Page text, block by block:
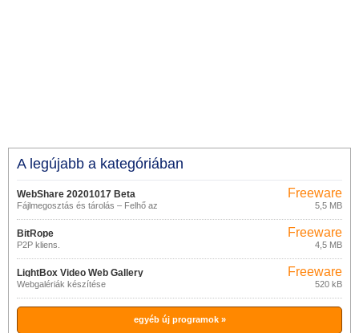
A legújabb a kategóriában
WebShare 20201017 Beta
Fájlmegosztás és tárolás – Felhő az
Freeware
5,5 MB
BitRope
P2P kliens.
Freeware
4,5 MB
LightBox Video Web Gallery
Creator 2.1.7
Webgalériák készítése
Freeware
520 kB
egyéb új programok »